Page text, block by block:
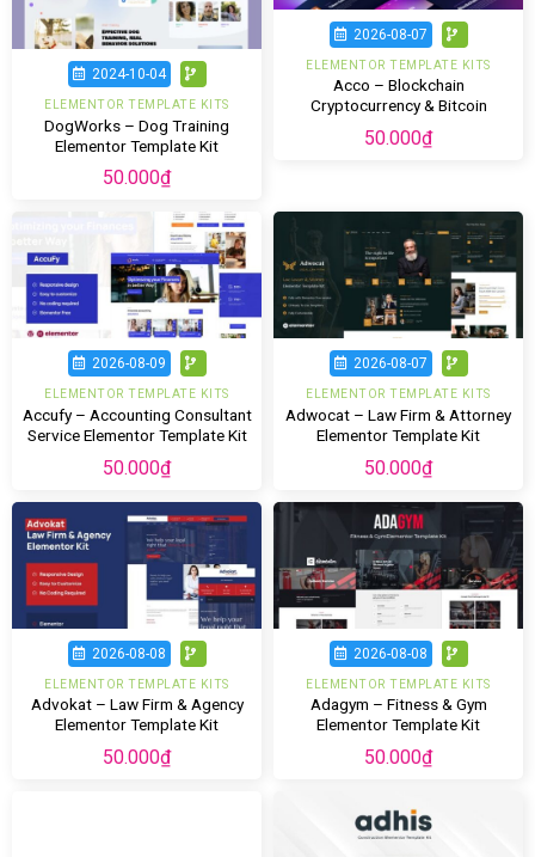
2024-10-04
ELEMENTOR TEMPLATE KITS
DogWorks – Dog Training
Elementor Template Kit
50.000₫
2026-08-07
ELEMENTOR TEMPLATE KITS
Acco – Blockchain
Cryptocurrency & Bitcoin
Elementor Template Kit
50.000₫
2026-08-09
ELEMENTOR TEMPLATE KITS
Accufy – Accounting Consultant
Service Elementor Template Kit
50.000₫
2026-08-07
ELEMENTOR TEMPLATE KITS
Adwocat – Law Firm & Attorney
Elementor Template Kit
50.000₫
2026-08-08
ELEMENTOR TEMPLATE KITS
Advokat – Law Firm & Agency
Elementor Template Kit
50.000₫
2026-08-08
ELEMENTOR TEMPLATE KITS
Adagym – Fitness & Gym
Elementor Template Kit
50.000₫